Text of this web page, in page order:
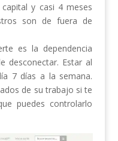
y casi 4 meses
son de fuera de
es la dependencia
desconectar. Estar al
7 días a la semana.
de su trabajo si te
puedes controlarlo